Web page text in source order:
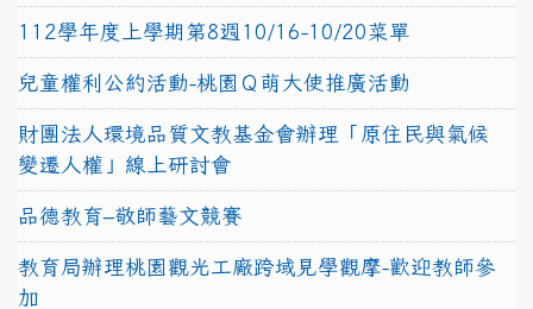
112學年度上學期第8週10/16-10/20菜單
兒童權利公約活動-桃園Ｑ萌大使推廣活動
財團法人環境品質文教基金會辦理「原住民與氣候
變遷人權」線上研討會
品德教育–敬師藝文競賽
教育局辦理桃園觀光工廠跨域見學觀摩-歡迎教師參
加